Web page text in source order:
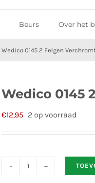
Beurs Over het
Wedico 0145 2 Felgen
Wedico 0145
€12,95 2 op voorraad